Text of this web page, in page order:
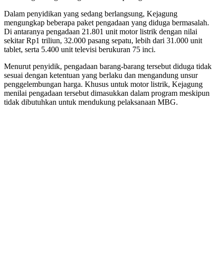
Dalam penyidikan yang sedang berlangsung, Kejagung
mengungkap beberapa paket pengadaan yang diduga bermasalah.
Di antaranya pengadaan 21.801 unit motor listrik dengan nilai
sekitar Rp1 triliun, 32.000 pasang sepatu, lebih dari 31.000 unit
tablet, serta 5.400 unit televisi berukuran 75 inci.
Menurut penyidik, pengadaan barang-barang tersebut diduga tidak
sesuai dengan ketentuan yang berlaku dan mengandung unsur
penggelembungan harga. Khusus untuk motor listrik, Kejagung
menilai pengadaan tersebut dimasukkan dalam program meskipun
tidak dibutuhkan untuk mendukung pelaksanaan MBG.